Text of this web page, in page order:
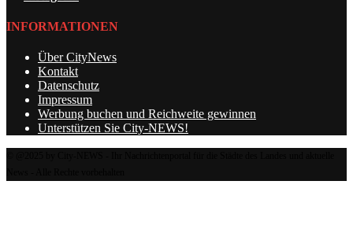
INFORMATIONEN
Über CityNews
Kontakt
Datenschutz
Impressum
Werbung buchen und Reichweite gewinnen
Unterstützen Sie City-NEWS!